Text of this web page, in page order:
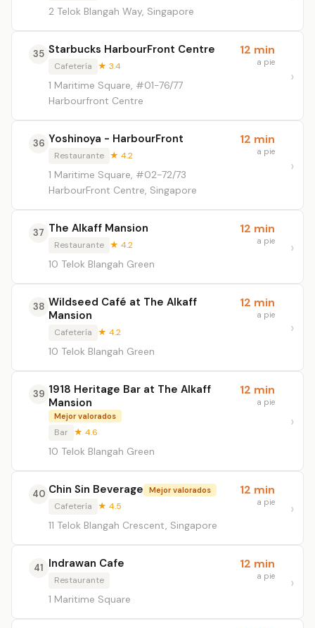
2 Telok Blangah Way, Singapore
35 Starbucks HarbourFront Centre
Cafetería ★ 3.4
1 Maritime Square, #01-76/77
Harbourfront Centre
12 min
a pie
36 Yoshinoya - HarbourFront
Restaurante ★ 4.2
1 Maritime Square, #02-72/73
HarbourFront Centre, Singapore
12 min
a pie
37 The Alkaff Mansion
Restaurante ★ 4.2
10 Telok Blangah Green
12 min
a pie
38 Wildseed Café at The Alkaff
Mansion
Cafetería ★ 4.2
10 Telok Blangah Green
12 min
a pie
39 1918 Heritage Bar at The Alkaff
Mansion
Mejor valorados
Bar ★ 4.6
10 Telok Blangah Green
12 min
a pie
40 Chin Sin Beverage Mejor valorados
Cafetería ★ 4.5
11 Telok Blangah Crescent, Singapore
12 min
a pie
41 Indrawan Cafe
Restaurante
1 Maritime Square
12 min
a pie